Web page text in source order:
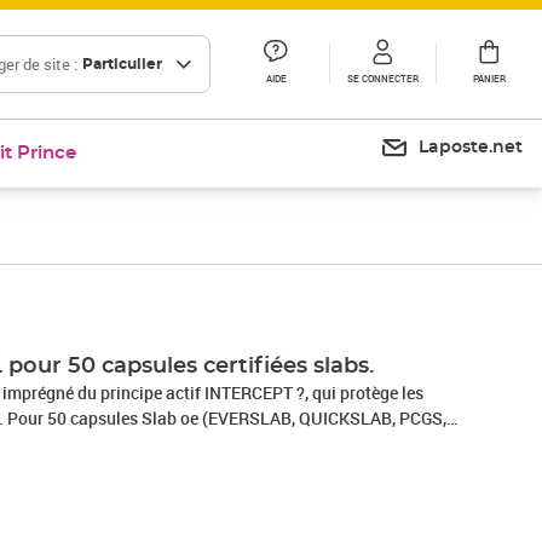
de site : Particulier
AIDE SE CONNECTER PANIER
Prince Laposte.net
pour 50 capsules certifiées slabs.
du principe actif INTERCEPT ?, qui protège les
50 capsules Slab oe (EVERSLAB, QUICKSLAB, PCGS,
et médailles en cuivre, or, argent, laiton etc. Format
? est basé sur la technologie INTERCEPT ? patentée
particules de cuivre contenue dans le matériau fixent